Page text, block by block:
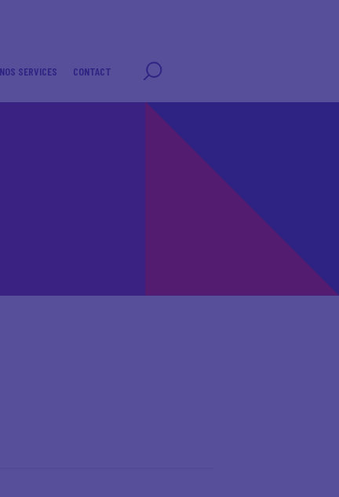
NOS SERVICES CONTACT